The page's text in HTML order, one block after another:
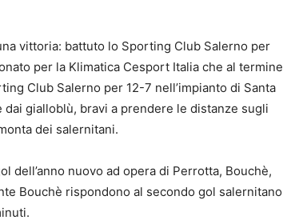
vittoria: battuto lo Sporting Club Salerno per
per la Klimatica Cesport Italia che al termine
Club Salerno per 12-7 nell’impianto di Santa
gialloblù, bravi a prendere le distanze sugli
dei salernitani.
dell’anno nuovo ad opera di Perrotta, Bouchè,
Bouchè rispondono al secondo gol salernitano